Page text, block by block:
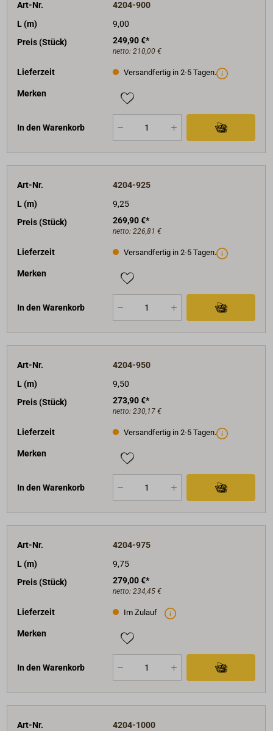
Art-Nr.
4204-900
L (m)
9,00
Preis (Stück)
249,90 €*
netto: 210,00 €
Lieferzeit Versandfertig in 2-5 Tagen.
Merken
In den Warenkorb
Art-Nr.
4204-925
L (m)
9,25
Preis (Stück)
269,90 €*
netto: 226,81 €
Lieferzeit Versandfertig in 2-5 Tagen.
Merken
In den Warenkorb
Art-Nr.
4204-950
L (m)
9,50
Preis (Stück)
273,90 €*
netto: 230,17 €
Lieferzeit Versandfertig in 2-5 Tagen.
Merken
In den Warenkorb
Art-Nr.
4204-975
L (m)
9,75
Preis (Stück)
279,00 €*
netto: 234,45 €
Lieferzeit Im Zulauf
Merken
In den Warenkorb
Art-Nr.
4204-1000